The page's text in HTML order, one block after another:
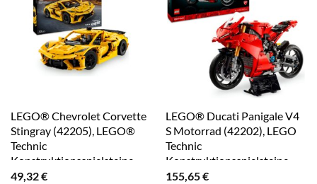
LEGO® Chevrolet Corvette
Stingray (42205), LEGO®
Technic
Konstruktionsspielsteine,
(732 St), Made in Europe
49,32€
LEGO® Ducati Panigale V4
S Motorrad (42202), LEGO
Technic
Konstruktionsspielsteine,
(1603 St), Made in Europe
155,65€